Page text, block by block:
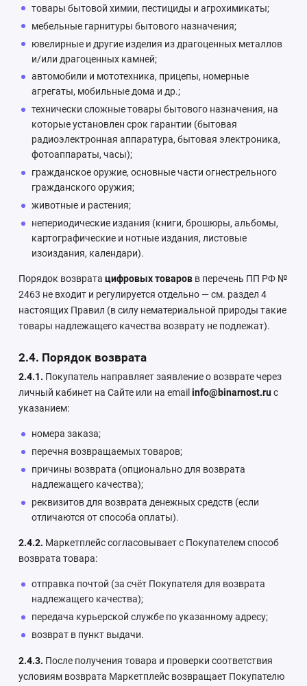
товары бытовой химии, пестициды и агрохимикаты;
мебельные гарнитуры бытового назначения;
ювелирные и другие изделия из драгоценных металлов
и/или драгоценных камней;
автомобили и мототехника, прицепы, номерные
агрегаты, мобильные дома и др.;
технически сложные товары бытового назначения, на
которые установлен срок гарантии (бытовая
радиоэлектронная аппаратура, бытовая электроника,
фотоаппараты, часы);
гражданское оружие, основные части огнестрельного
гражданского оружия;
животные и растения;
непериодические издания (книги, брошюры, альбомы,
картографические и нотные издания, листовые
изоиздания, календари).
Порядок возврата цифровых товаровв перечень ПП РФ №
2463 не входит и регулируется отдельно — см. раздел 4
настоящих Правил (в силу нематериальной природы такие
товары надлежащего качества возврату не подлежат).
2.4. Порядок возврата
2.4.1. Покупатель направляет заявление о возврате через
личный кабинет на Сайте или на email info@binarnost.ruс
указанием:
номера заказа;
перечня возвращаемых товаров;
причины возврата (опционально для возврата
надлежащего качества);
реквизитов для возврата денежных средств (если
отличаются от способа оплаты).
2.4.2. Маркетплейс согласовывает с Покупателем способ
возврата товара:
отправка почтой (за счёт Покупателя для возврата
надлежащего качества);
передача курьерской службе по указанному адресу;
возврат в пункт выдачи.
2.4.3. После получения товара и проверки соответствия
условиям возврата Маркетплейс возвращает Покупателю